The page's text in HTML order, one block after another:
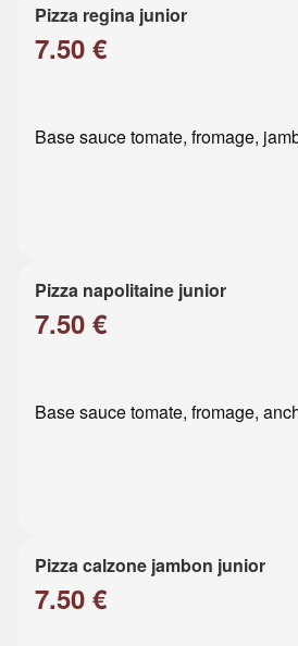
Pizza regina junior
7.50 €
Base sauce tomate, fromage,
Pizza napolitaine junior
7.50 €
Base sauce tomate, fromage,
Pizza calzone jambon junior
7.50 €